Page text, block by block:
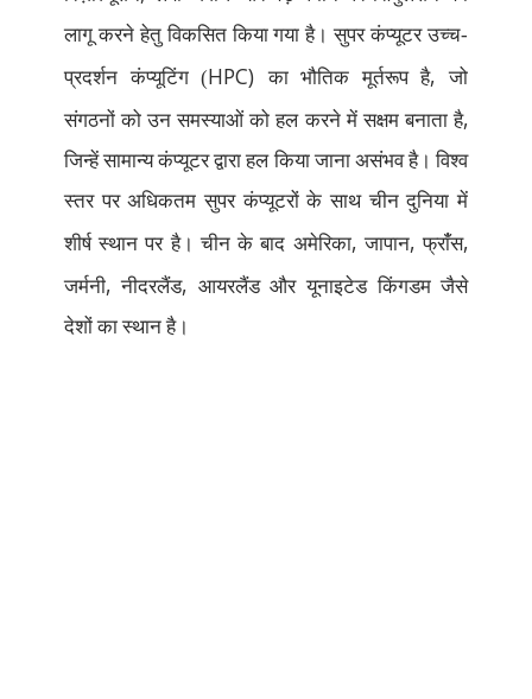
लागू करने हेतु विकसित किया गया है। सुपर कंप्यूटर उच्च-
प्रदर्शन कंप्यूटिंग (HPC)का भौतिक मूर्तरूप है,जो
संगठनों को उन समस्याओं को हल करने में सक्षम बनाता है,
जिन्हें सामान्य कंप्यूटर द्वारा हल किया जाना असंभव है। विश्व
स्तर पर अधिकतम सुपर कंप्यूटरों के साथ चीन दुनिया में
शीर्ष स्थान पर है। चीन के बाद अमेरिका,जापान,फ्रांँस,
जर्मनी,नीदरलैंड, आयरलैंड और यूनाइटेड किंगडम जैसे
देशों का स्थान है।